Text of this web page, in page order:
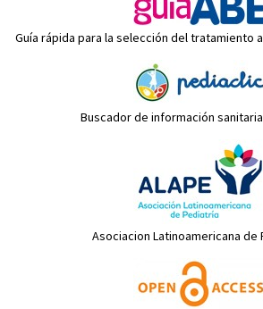
Guía rápida para la selección del tratamiento
Buscador de información
Asociacion Latinoamericana de